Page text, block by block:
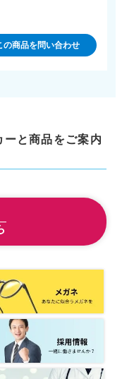
の商品を問い合わせ
と商品をご案内